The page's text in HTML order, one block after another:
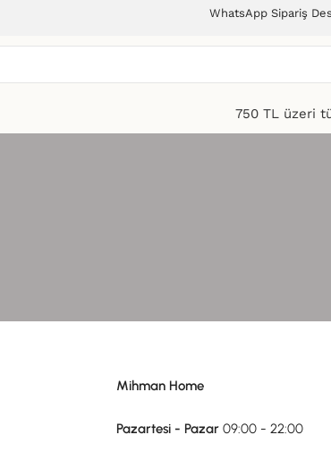
WhatsApp Sipariş
750 TL üzeri
Mihman Home
Pazartesi - Pazar 09:00 - 22:00